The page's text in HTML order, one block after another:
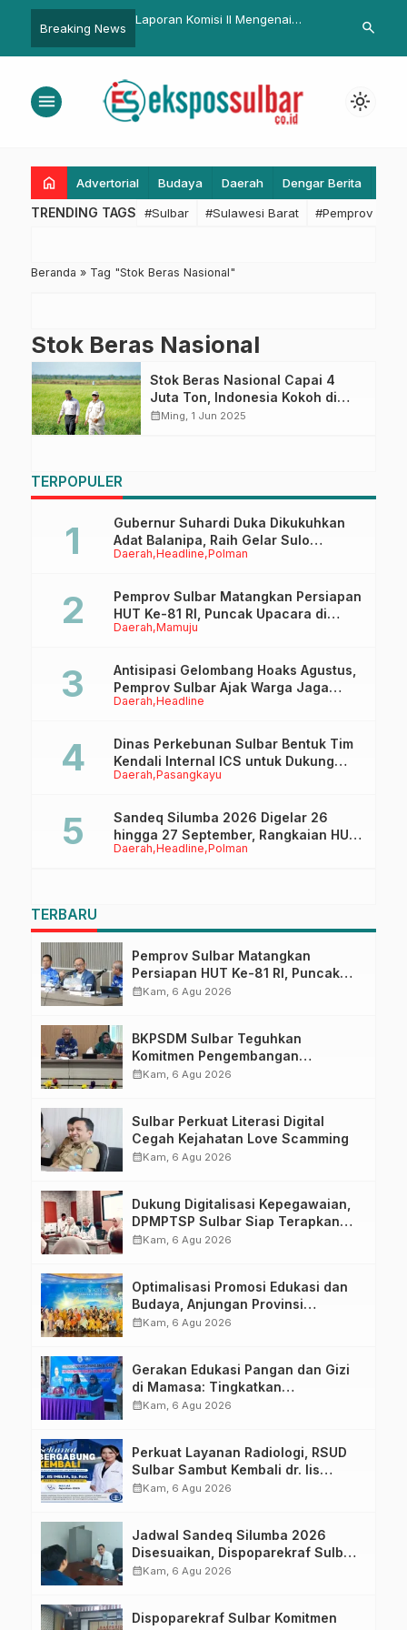
Breaking News
Laporan Komisi II Mengenai
Berikut 10 Poin Evaluasi
Dinkes
Dasar Kader
search
menu light_mode
home Advertorial Budaya Daerah Dengar Berita
TRENDING TAGS #Sulbar #Sulawesi Barat #Pemprov
Beranda » Tag "Stok Beras Nasional"
Stok Beras Nasional
Stok Beras Nasional Capai 4
Juta Ton, Indonesia Kokoh di
Pangan Global
calendar_monthMing, 1 Jun 2025
TERPOPULER
Daerah Headline Polman
Gubernur Suhardi Duka Dikukuhkan
Adat Balanipa, Raih Gelar Sulo
Tappidena
Daerah Mamuju
Pemprov Sulbar Matangkan Persiapan
HUT Ke-81 RI, Puncak Upacara di
Lapangan Ahmad Kirang
Daerah Headline
Antisipasi Gelombang Hoaks Agustus,
Pemprov Sulbar Ajak Warga Jaga
Ruang Digital
Daerah Pasangkayu
Dinas Perkebunan Sulbar Bentuk Tim
Kendali Internal ICS untuk Dukung
Sertifikasi ISPO Pekebun di
Daerah Headline Polman
Sandeq Silumba 2026 Digelar 26
hingga 27 September, Rangkaian HUT
Sulbar
TERBARU
Pemprov Sulbar Matangkan
Persiapan HUT Ke-81 RI, Puncak
Upacara di Lapangan Ahmad
calendar_monthKam, 6 Agu 2026
BKPSDM Sulbar Teguhkan
Komitmen Pengembangan
Kompetensi ASN melalui
calendar_monthKam, 6 Agu 2026
Sulbar Perkuat Literasi Digital
Cegah Kejahatan Love Scamming
calendar_monthKam, 6 Agu 2026
Dukung Digitalisasi Kepegawaian,
DPMPTSP Sulbar Siap Terapkan
Aplikasi FLEKSI ASN
calendar_monthKam, 6 Agu 2026
Optimalisasi Promosi Edukasi dan
Budaya, Anjungan Provinsi
Sulawesi Barat Perkuat Kolaborasi
calendar_monthKam, 6 Agu 2026
Gerakan Edukasi Pangan dan Gizi
di Mamasa: Tingkatkan
Pengetahuan dan Keterampilan
calendar_monthKam, 6 Agu 2026
Perkuat Layanan Radiologi, RSUD
Sulbar Sambut Kembali dr. Iis
Imelda, Sp.Rad
calendar_monthKam, 6 Agu 2026
Jadwal Sandeq Silumba 2026
Disesuaikan, Dispoparekraf Sulbar
Pastikan Persiapan Tetap
calendar_monthKam, 6 Agu 2026
Dispoparekraf Sulbar Komitmen